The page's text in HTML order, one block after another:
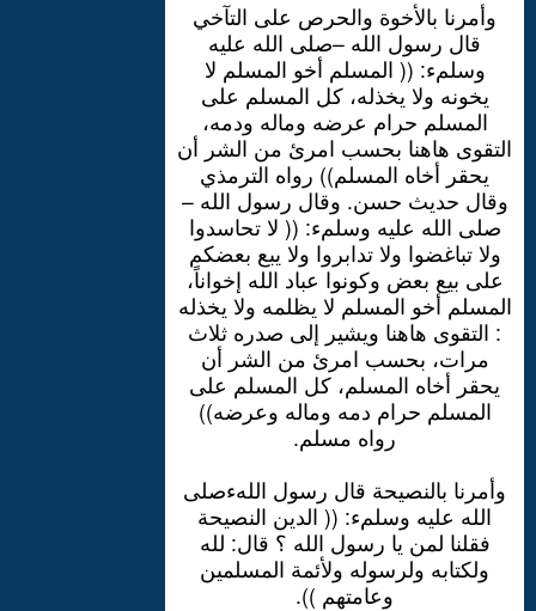
وأمرنا بالأخوة والحرص على التآخي
قال رسول الله –صلى الله عليه
وسلمء: (( المسلم أخو المسلم لا
يخونه ولا يخذله، كل المسلم على
المسلم حرام عرضه وماله ودمه،
التقوى هاهنا بحسب امرئ من الشر أن
يحقر أخاه المسلم)) رواه الترمذي
وقال حديث حسن. وقال رسول الله –
صلى الله عليه وسلمء: (( لا تحاسدوا
ولا تباغضوا ولا تدابروا ولا يبع بعضكم
على بيع بعض وكونوا عباد الله إخواناً،
المسلم أخو المسلم لا يظلمه ولا يخذله
: التقوى هاهنا ويشير إلى صدره ثلاث
مرات، بحسب امرئ من الشر أن
يحقر أخاه المسلم، كل المسلم على
المسلم حرام دمه وماله وعرضه))
رواه مسلم.
وأمرنا بالنصيحة قال رسول اللهءصلى
الله عليه وسلمء: (( الدين النصيحة
فقلنا لمن يا رسول الله ؟ قال: لله
ولكتابه ولرسوله ولأئمة المسلمين
وعامتهم )).